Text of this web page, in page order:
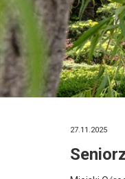
27.11.2025